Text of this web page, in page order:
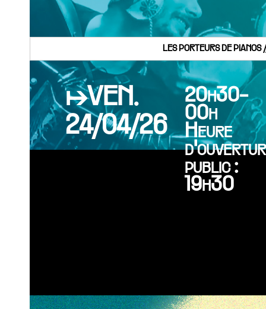
LES PORTEURS DE
↦VEN.
24/04/26
20h30-
00h
Heure
public :
19h30